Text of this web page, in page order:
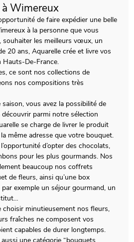
Wimereux
de faire expédier une belle
à la personne que vous
souhaiter les meilleurs vœux, un
20 ans, Aquarelle crée et livre vos
Hauts-De-France.
ce sont nos collections de
nos compositions très
vous avez la possibilité de
parmi notre sélection
se charge de livrer le produit
même adresse que votre bouquet.
d’opter des chocolats,
pour les plus gourmands. Nos
beaucoup nos coffrets
de fleurs, ainsi qu’une box
exemple un séjour gourmand, un
minutieusement nos fleurs,
fraîches ne composent vos
capables de durer longtemps.